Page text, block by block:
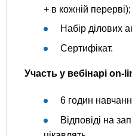
+ в кожній перерві);
Набір ділових
Сертифікат.
Участь у вебінарі on-
6 годин
Відповіді на